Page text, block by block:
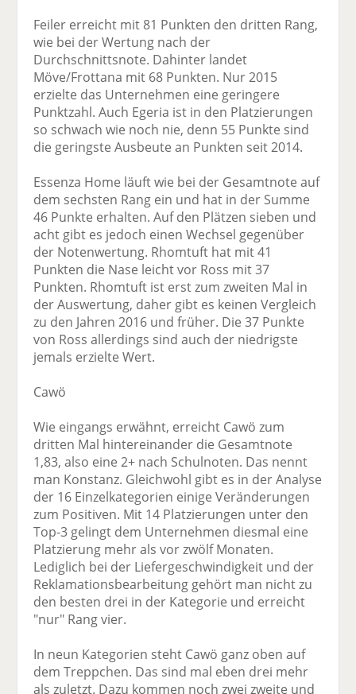
Feiler erreicht mit 81 Punkten den dritten Rang,
wie bei der Wertung nach der
Durchschnittsnote. Dahinter landet
Möve/Frottana mit 68 Punkten. Nur 2015
erzielte das Unternehmen eine geringere
Punktzahl. Auch Egeria ist in den Platzierungen
so schwach wie noch nie, denn 55 Punkte sind
die geringste Ausbeute an Punkten seit 2014.
Essenza Home läuft wie bei der Gesamtnote auf
dem sechsten Rang ein und hat in der Summe
46 Punkte erhalten. Auf den Plätzen sieben und
acht gibt es jedoch einen Wechsel gegenüber
der Notenwertung. Rhomtuft hat mit 41
Punkten die Nase leicht vor Ross mit 37
Punkten. Rhomtuft ist erst zum zweiten Mal in
der Auswertung, daher gibt es keinen Vergleich
zu den Jahren 2016 und früher. Die 37 Punkte
von Ross allerdings sind auch der niedrigste
jemals erzielte Wert.
Cawö
Wie eingangs erwähnt, erreicht Cawö zum
dritten Mal hintereinander die Gesamtnote
1,83, also eine 2+ nach Schulnoten. Das nennt
man Konstanz. Gleichwohl gibt es in der Analyse
der 16 Einzelkategorien einige Veränderungen
zum Positiven. Mit 14 Platzierungen unter den
Top-3 gelingt dem Unternehmen diesmal eine
Platzierung mehr als vor zwölf Monaten.
Lediglich bei der Liefergeschwindigkeit und der
Reklamationsbearbeitung gehört man nicht zu
den besten drei in der Kategorie und erreicht
"nur" Rang vier.
In neun Kategorien steht Cawö ganz oben auf
dem Treppchen. Das sind mal eben drei mehr
als zuletzt. Dazu kommen noch zwei zweite und